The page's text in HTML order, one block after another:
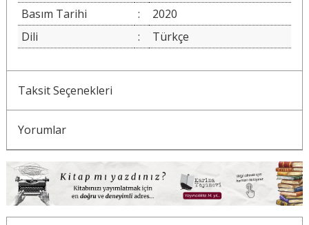
Basım Tarihi
:
2020
Dili
: Türkçe
Taksit Seçenekleri
Yorumlar